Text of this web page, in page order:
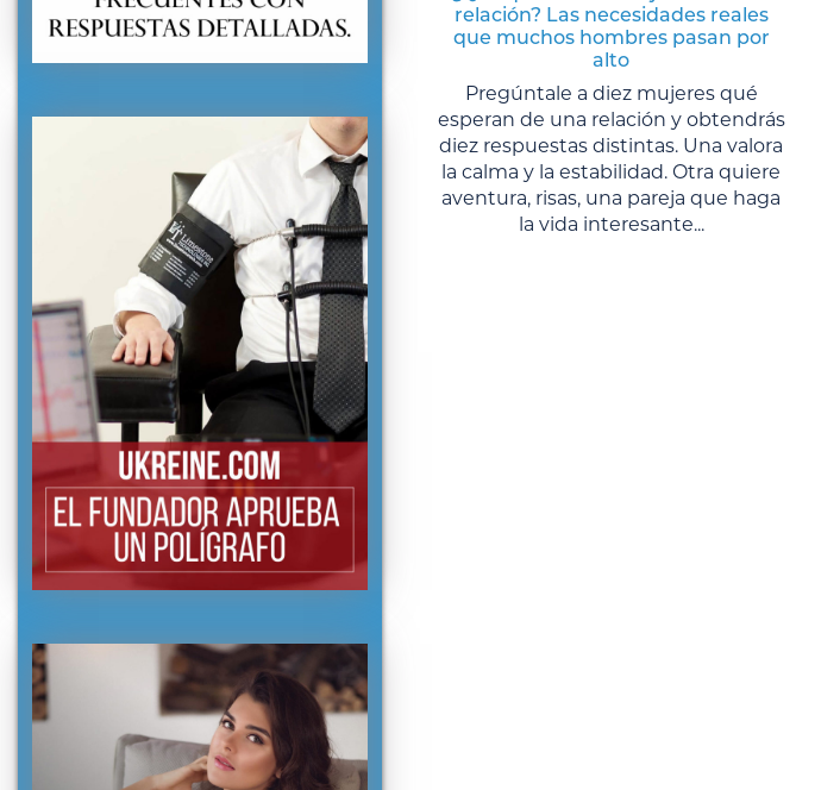
relación? Las necesidades reales
que muchos hombres pasan por
alto
Pregúntale a diez mujeres qué
esperan de una relación y obtendrás
diez respuestas distintas. Una valora
la calma y la estabilidad. Otra quiere
aventura, risas, una pareja que haga
la vida interesante...